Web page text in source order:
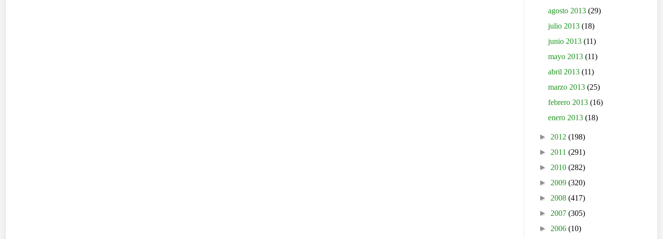
agosto 2013(29)
julio 2013(18)
junio 2013(11)
mayo 2013(11)
abril 2013(11)
marzo 2013(25)
febrero 2013(16)
enero 2013(18)
► 2012 (198)
► 2011 (291)
► 2010 (282)
► 2009 (320)
► 2008 (417)
► 2007 (305)
► 2006 (10)